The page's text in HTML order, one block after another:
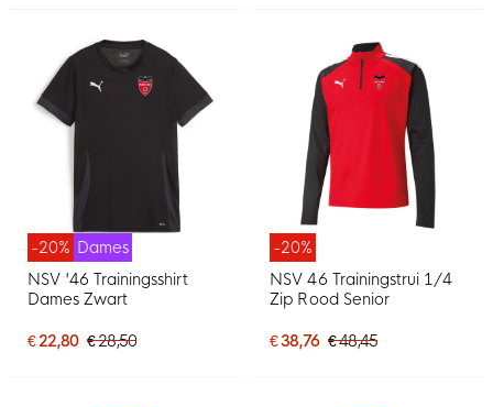
-20% Dames
NSV '46 Trainingsshirt
Dames Zwart
€ 22,80 € 28,50
-20%
NSV 46 Trainingstrui 1/4
Zip Rood Senior
€ 38,76 € 48,45